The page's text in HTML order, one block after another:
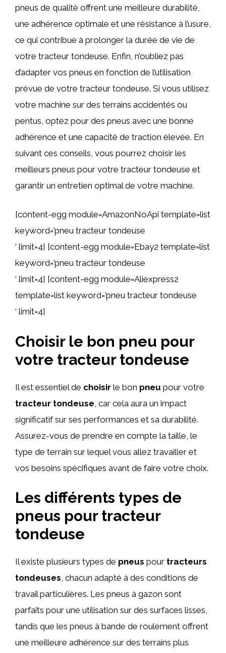
pneus de qualité offrent une meilleure durabilité,
une adhérence optimale et une résistance à l’usure,
ce qui contribue à prolonger la durée de vie de
votre tracteur tondeuse. Enfin, n’oubliez pas
d’adapter vos pneus en fonction de l’utilisation
prévue de votre tracteur tondeuse. Si vous utilisez
votre machine sur des terrains accidentés ou
pentus, optez pour des pneus avec une bonne
adhérence et une capacité de traction élevée. En
suivant ces conseils, vous pourrez choisir les
meilleurs pneus pour votre tracteur tondeuse et
garantir un entretien optimal de votre machine.
[content-egg module=AmazonNoApi template=list
keyword=’pneu tracteur tondeuse
‘ limit=4] [content-egg module=Ebay2 template=list
keyword=’pneu tracteur tondeuse
‘ limit=4] [content-egg module=Aliexpress2
template=list keyword=’pneu tracteur tondeuse
‘ limit=4]
Choisir le bon pneu pour
votre tracteur tondeuse
Il est essentiel de choisir le bon pneu pour votre
tracteur tondeuse , car cela aura un impact
significatif sur ses performances et sa durabilité.
Assurez-vous de prendre en compte la taille, le
type de terrain sur lequel vous allez travailler et
vos besoins spécifiques avant de faire votre choix.
Les différents types de
pneus pour tracteur
tondeuse
Il existe plusieurs types de pneus pour tracteurs
tondeuses, chacun adapté à des conditions de
travail particulières. Les pneus à gazon sont
parfaits pour une utilisation sur des surfaces lisses,
tandis que les pneus à bande de roulement offrent
une meilleure adhérence sur des terrains plus